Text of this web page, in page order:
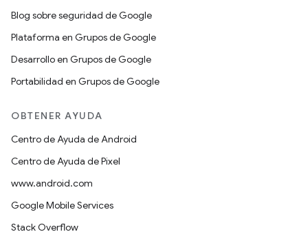
Blog sobre seguridad de Google
Plataforma en Grupos de Google
Desarrollo en Grupos de Google
Portabilidad en Grupos de Google
OBTENER AYUDA
Centro de Ayuda de Android
Centro de Ayuda de Pixel
www.android.com
Google Mobile Services
Stack Overflow